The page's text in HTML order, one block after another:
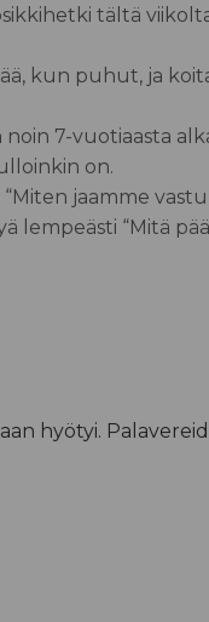
tältä
kun puhut, ja
7-vuotiaasta
on.
jaamme
lempeästi “Mitä
hyötyi.